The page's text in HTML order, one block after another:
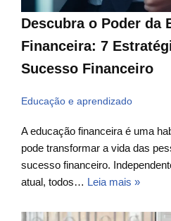
Descubra o Poder da
Financeira: 7
Sucesso Financeiro
Educação e aprendizado
A educação financeira é uma
pode transformar a vida das
sucesso financeiro.
atual, todos… Leia mais »